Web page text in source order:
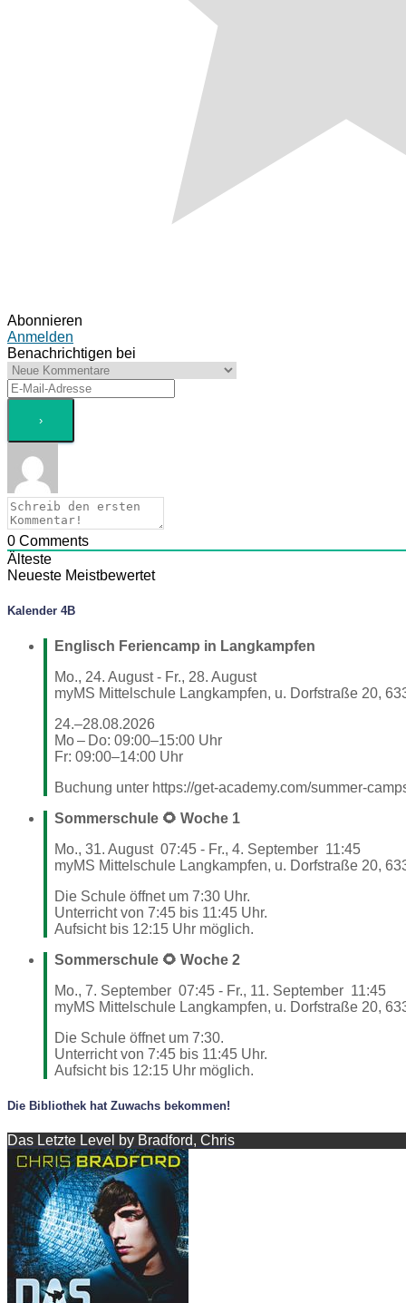
Abonnieren
Anmelden
Benachrichtigen bei
0 Comments
Älteste
Neueste Meistbewertet
Kalender 4B
Englisch Feriencamp in Langkampfen
Mo., 24. August- Fr., 28. August
myMS Mittelschule Langkampfen, u. Dorfstraße 20,
24.–28.08.2026
Mo – Do: 09:00–15:00 Uhr
Fr: 09:00–14:00 Uhr
Buchung unter https://get-academy.com/summer-
Sommerschule 🌻 Woche 1
Mo., 31. August 07:45 - Fr., 4. September 11:45
myMS Mittelschule Langkampfen, u. Dorfstraße 20,
Die Schule öffnet um 7:30 Uhr.
Unterricht von 7:45 bis 11:45 Uhr.
Aufsicht bis 12:15 Uhr möglich.
Sommerschule 🌻 Woche 2
Mo., 7. September 07:45 - Fr., 11. September 11:45
myMS Mittelschule Langkampfen, u. Dorfstraße 20,
Die Schule öffnet um 7:30.
Unterricht von 7:45 bis 11:45 Uhr.
Aufsicht bis 12:15 Uhr möglich.
Die Bibliothek hat Zuwachs bekommen!
Das Letzte Level by Bradford, Chris